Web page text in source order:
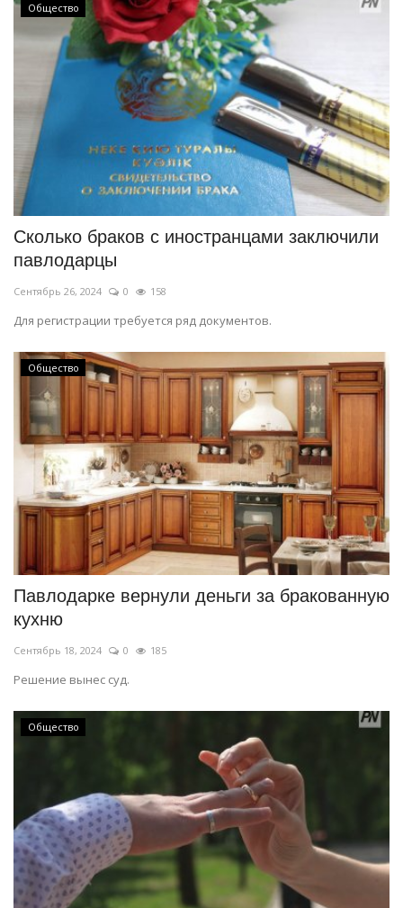
Общество
Сколько браков с иностранцами заключили
павлодарцы
Сентябрь 26, 2024 0 158
Для регистрации требуется ряд документов.
Общество
Павлодарке вернули деньги за бракованную
кухню
Сентябрь 18, 2024 0 185
Решение вынес суд.
Общество